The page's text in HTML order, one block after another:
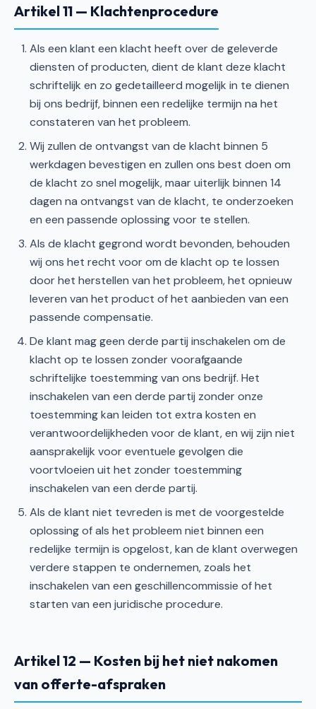
Artikel 11 — Klachtenprocedure
Als een klant een klacht heeft over de geleverde
diensten of producten, dient de klant deze klacht
schriftelijk en zo gedetailleerd mogelijk in te dienen
bij ons bedrijf, binnen een redelijke termijn na het
constateren van het probleem.
Wij zullen de ontvangst van de klacht binnen 5
werkdagen bevestigen en zullen ons best doen om
de klacht zo snel mogelijk, maar uiterlijk binnen 14
dagen na ontvangst van de klacht, te onderzoeken
en een passende oplossing voor te stellen.
Als de klacht gegrond wordt bevonden, behouden
wij ons het recht voor om de klacht op te lossen
door het herstellen van het probleem, het opnieuw
leveren van het product of het aanbieden van een
passende compensatie.
De klant mag geen derde partij inschakelen om de
klacht op te lossen zonder voorafgaande
schriftelijke toestemming van ons bedrijf. Het
inschakelen van een derde partij zonder onze
toestemming kan leiden tot extra kosten en
verantwoordelijkheden voor de klant, en wij zijn niet
aansprakelijk voor eventuele gevolgen die
voortvloeien uit het zonder toestemming
inschakelen van een derde partij.
Als de klant niet tevreden is met de voorgestelde
oplossing of als het probleem niet binnen een
redelijke termijn is opgelost, kan de klant overwegen
verdere stappen te ondernemen, zoals het
inschakelen van een geschillencommissie of het
starten van een juridische procedure.
Artikel 12 — Kosten bij het niet nakomen
van offerte-afspraken